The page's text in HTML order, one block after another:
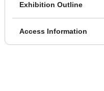
Exhibition Outline
Access Information